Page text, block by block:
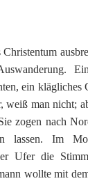
ein klägliches
man nicht;
zogen nach
lassen. Im
Ufer die
wollte mit